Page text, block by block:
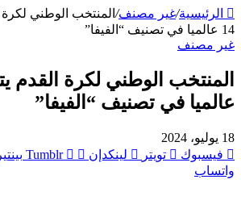
الرئيسية/غير مصنف/ المنتخب الوطني لكرة
14 عالميا في تصنيف “الفيفا”
غير مصنف
عالميا في تصنيف “الفيفا”
18 يوليو، 2024
فيسبوك
تويتر لينكدإن
واتساب